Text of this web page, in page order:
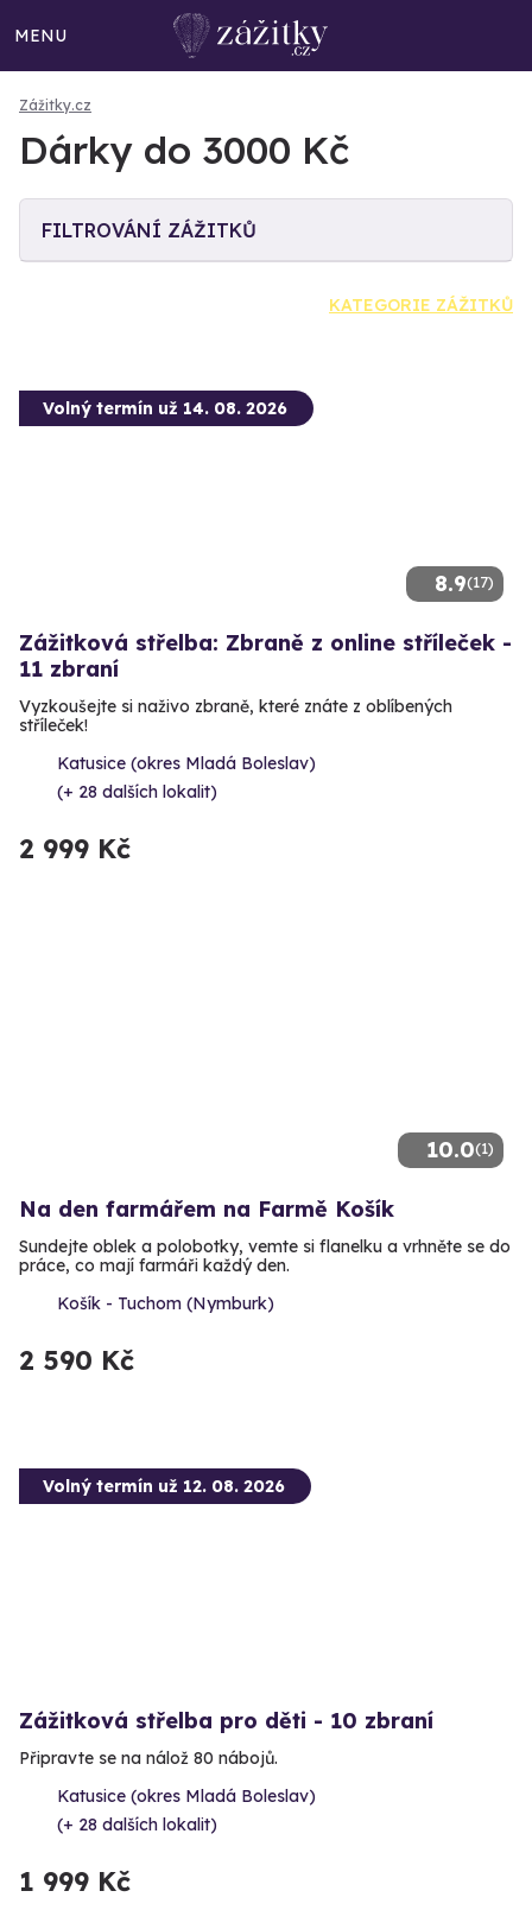
MENU
Zážitky.cz
Dárky do 3000 Kč
FILTROVÁNÍ ZÁŽITKŮ
KATEGORIE ZÁŽITKŮ
8.9(17)
Volný termín už 14. 08. 2026
Zážitková střelba: Zbraně z online stříleček -
11 zbraní
Vyzkoušejte si naživo zbraně, které znáte z oblíbených
stříleček!
Katusice (okres Mladá Boleslav)
(+ 28 dalších lokalit)
2 999 Kč
10.0(1)
Na den farmářem na Farmě Košík
Sundejte oblek a polobotky, vemte si flanelku a vrhněte se do
práce, co mají farmáři každý den.
Košík - Tuchom (Nymburk)
2 590 Kč
Volný termín už 12. 08. 2026
Zážitková střelba pro děti - 10 zbraní
Připravte se na nálož 80 nábojů.
Katusice (okres Mladá Boleslav)
(+ 28 dalších lokalit)
1 999 Kč